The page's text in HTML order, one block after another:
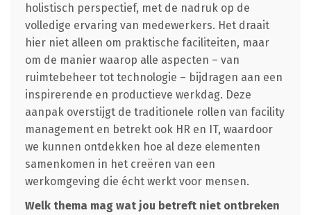
holistisch perspectief, met de nadruk op de
volledige ervaring van medewerkers. Het draait
hier niet alleen om praktische faciliteiten, maar
om de manier waarop alle aspecten – van
ruimtebeheer tot technologie – bijdragen aan een
inspirerende en productieve werkdag. Deze
aanpak overstijgt de traditionele rollen van facility
management en betrekt ook HR en IT, waardoor
we kunnen ontdekken hoe al deze elementen
samenkomen in het creëren van een
werkomgeving die écht werkt voor mensen.
Welk thema mag wat jou betreft niet ontbreken